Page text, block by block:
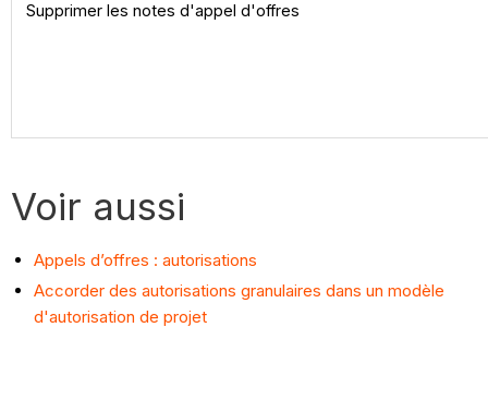
Supprimer les notes d'appel d'offres
Voir aussi
Appels d’offres : autorisations
Accorder des autorisations granulaires dans un modèle
d'autorisation de projet